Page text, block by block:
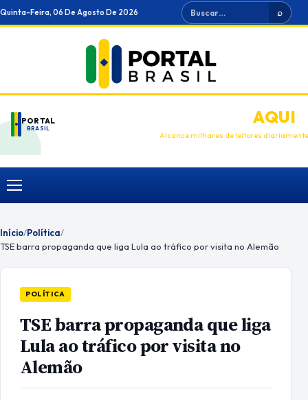
Ir
para
Quinta-Feira, 06 De Agosto De 2026 Buscar ⌕
PORTAL
BRASIL
ANUNCIEAQUI
Alcance milhares de leitores diariamente
Menu
Início/Política/
TSE barra propaganda que liga Lula ao tráfico por visita no Alemão
POLÍTICA
TSE barra propaganda que liga
Lula ao tráfico por visita no
Alemão